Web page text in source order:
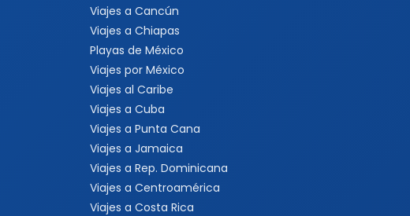
Viajes a Cancún
Viajes a Chiapas
Playas de México
Viajes por México
Viajes al Caribe
Viajes a Cuba
Viajes a Punta Cana
Viajes a Jamaica
Viajes a Rep. Dominicana
Viajes a Centroamérica
Viajes a Costa Rica